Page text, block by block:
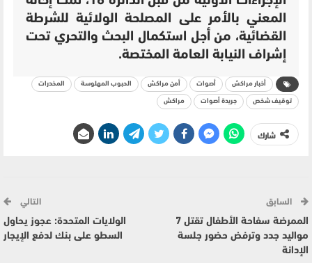
المعني بالأمر على المصلحة الولائية للشرطة
القضائية، من أجل استكمال البحث والتحري تحت
إشراف النيابة العامة المختصة.
أخبار مراكش أصوات أمن مراكش الحبوب المهلوسة المخدرات
توقيف شخص جريدة أصوات مراكش
شارك
السابق
الممرضة سفاحة الأطفال تقتل 7
مواليد جدد وترفض حضور جلسة
الإدانة
التالي
الولايات المتحدة: عجوز يحاول
السطو على بنك لدفع الإيجار